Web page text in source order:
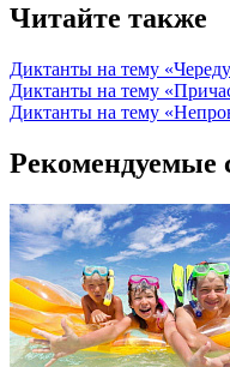
Читайте также
Диктанты на тему
Диктанты на тему
Диктанты на тему
Рекомендуемые